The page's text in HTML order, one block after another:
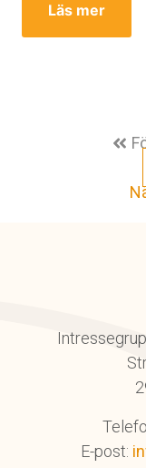
Läs mer
E-post: